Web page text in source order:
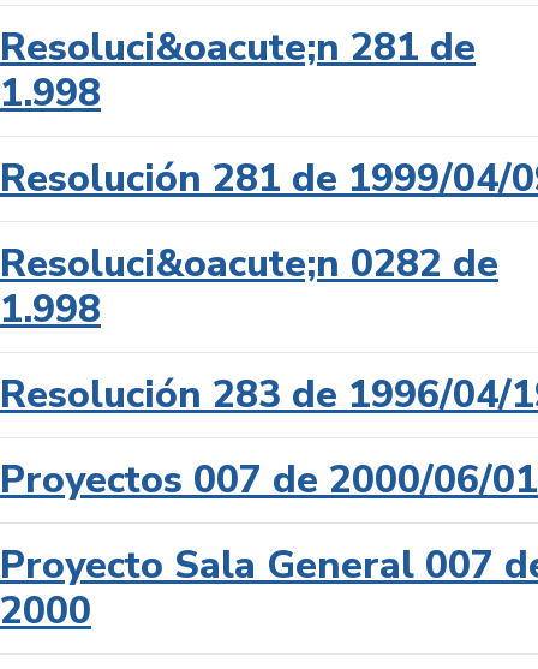
Resoluci&oacute;n 281 de
1.998
Resolución 281 de 1999/04/
Resoluci&oacute;n 0282 de
1.998
Resolución 283 de 1996/04/
Proyectos 007 de 2000/06/01
Proyecto Sala General 007
2000